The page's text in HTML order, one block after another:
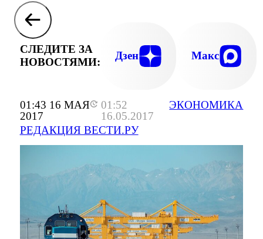
01:43 16 МАЯ
2017
01:52
16.05.2017
РЕДАКЦИЯ ВЕСТИ.РУ
ЭКОНОМИКА
СЛЕДИТЕ ЗА
НОВОСТЯМИ:
Дзен Макс